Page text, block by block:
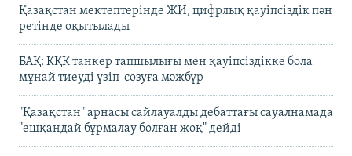
Қазақстан мектептерінде ЖИ, цифрлық қауіпсіздік пән
ретінде оқытылады
БАҚ: КҚК танкер тапшылығы мен қауіпсіздікке бола
мұнай тиеуді үзіп-созуға мәжбүр
"Қазақстан" арнасы сайлауалды дебаттағы сауалнамада
"ешқандай бұрмалау болған жоқ" дейді